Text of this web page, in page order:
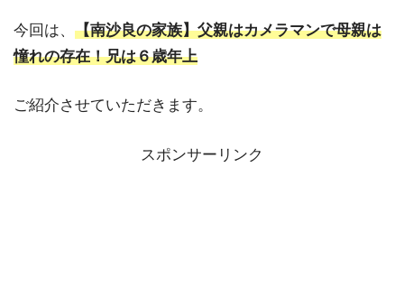
今回は、 【南沙良の家族】父親はカメラマンで母親は
憧れの存在！兄は６歳年上
ご紹介させていただきます。
スポンサーリンク